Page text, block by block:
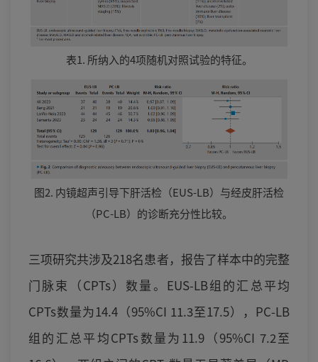
表1. 所纳入的4项随机对照试验的特征。
图2. 内镜超声引导下肝活检（EUS-LB）与经皮肝活检
（PC-LB）的诊断充分性比较。
三项研究共涉及218名患者，报告了样本中的完整
门脉束（CPTs）数量。EUS-LB组的汇总平均
CPTs数量为14.4（95%CI 11.3至17.5），PC-LB
组的汇总平均CPTs数量为11.9（95%CI 7.2至